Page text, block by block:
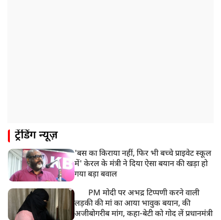
UP: लखनऊ में चलती कार में लगी आग, युवक की जिंदा जलकर
ट्रेंडिंग न्यूज़
'बस का किराया नहीं, फिर भी बच्चे प्राइवेट स्कूल
में' केरल के मंत्री ने दिया ऐसा बयान की खड़ा हो
गया बड़ा बवाल
PM मोदी पर अभद्र टिप्पणी करने वाली
लड़की की मां का आया भावुक बयान, की
अजीबोगरीब मांग, कहा-बेटी को गोद लें प्रधानमंत्री